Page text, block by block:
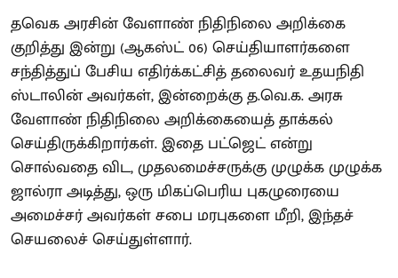
தவெக அரசின் வேளாண் நிதிநிலை அறிக்கை
குறித்து இன்று (ஆகஸ்ட் 06) செய்தியாளர்களை
சந்தித்துப் பேசிய எதிர்க்கட்சித் தலைவர் உதயநிதி
ஸ்டாலின் அவர்கள், இன்றைக்கு த.வெ.க. அரசு
வேளாண் நிதிநிலை அறிக்கையைத் தாக்கல்
செய்திருக்கிறார்கள். இதை பட்ஜெட் என்று
சொல்வதை விட, முதலமைச்சருக்கு முழுக்க முழுக்க
ஜால்ரா அடித்து, ஒரு மிகப்பெரிய புகழுரையை
அமைச்சர் அவர்கள் சபை மரபுகளை மீறி, இந்தச்
செயலைச் செய்துள்ளார்.